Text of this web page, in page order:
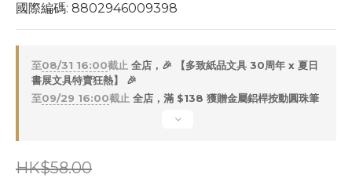
國際編碼: 8802946009398
至08/31 16:00截止 全店，🎉 【多致紙品文具 30周年 x 夏日
書展文具特賣狂熱】 🎉
至09/29 16:00截止 全店，滿 $138 獲贈金屬鋁桿按動圓珠筆
HK$58.00